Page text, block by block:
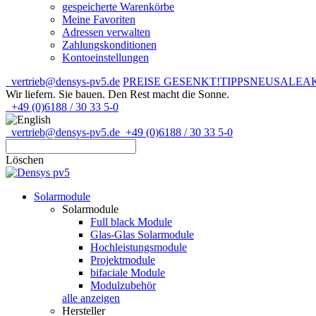
gespeicherte Warenkörbe
Meine Favoriten
Adressen verwalten
Zahlungskonditionen
Kontoeinstellungen
vertrieb@densys-pv5.de PREISE GESENKT!TIPPSNEUSALE
Wir liefern. Sie bauen. Den Rest macht die Sonne.
+49 (0)6188 / 30 33 5-0
vertrieb@densys-pv5.de +49 (0)6188 / 30 33 5-0
Löschen
Solarmodule
Solarmodule
Full black Module
Glas-Glas Solarmodule
Hochleistungsmodule
Projektmodule
bifaciale Module
Modulzubehör
alle anzeigen
Hersteller